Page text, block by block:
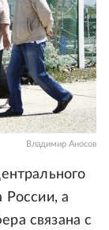
Владимир Аносов
России, а
связана с